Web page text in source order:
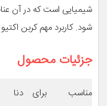
شیمیایی است که در آن
شود. کاربرد مهم کربن
جزئیات محصول
مناسب برای
دنا